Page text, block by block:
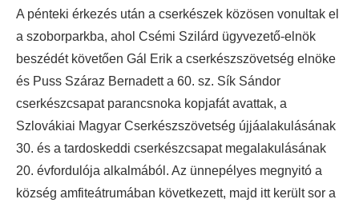
A pénteki érkezés után a cserkészek közösen vonultak el
a szoborparkba, ahol Csémi Szilárd ügyvezető-elnök
beszédét követően Gál Erik a cserkészszövetség elnöke
és Puss Száraz Bernadett a 60. sz. Sík Sándor
cserkészcsapat parancsnoka kopjafát avattak, a
Szlovákiai Magyar Cserkészszövetség újjáalakulásának
30. és a tardoskeddi cserkészcsapat megalakulásának
20. évfordulója alkalmából. Az ünnepélyes megnyitó a
község amfiteátrumában következett, majd itt került sor a